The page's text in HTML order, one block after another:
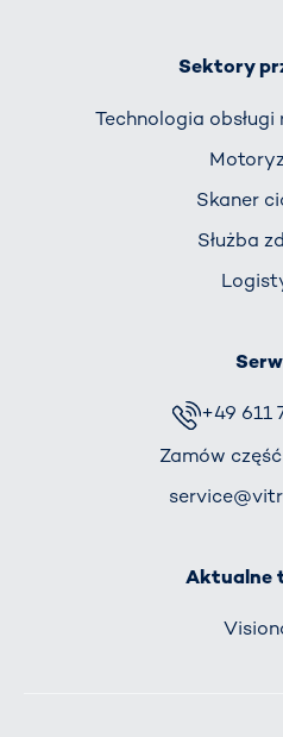
Sektory
Technologia
Skaner
Służba
+49 611
Zamów
Aktualne